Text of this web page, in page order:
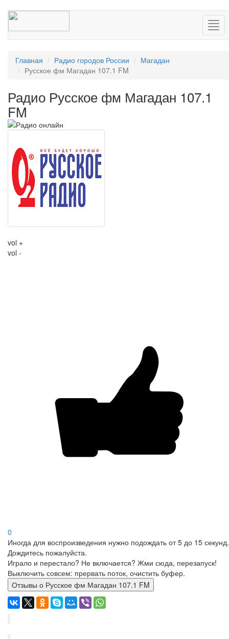
Главная Радио городов России
Магадан
Русское фм Магадан 107.1 FM
Радио Русское фм Магадан 107.1
FM
vol +
vol -
0
Иногда для воспроизведения нужно подождать от 5 до 15 секунд.
Дождитесь пожалуйста.
Играло и перестало? Не включается? Жми сюда, перезапуск!
Выключить совсем: прервать поток, очистить буфер.
Отзывы о Русское фм Магадан 107.1 FM